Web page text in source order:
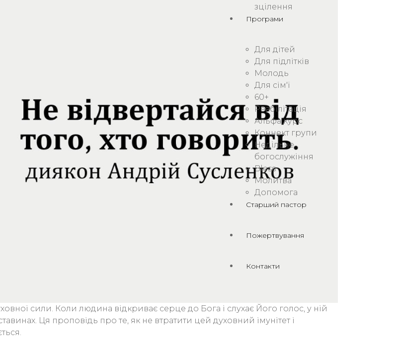
зцілення
Програми
Для дітей
Для підлітків
Молодь
Для сім'ї
60+
Реабілітація
Альфа курс
Коннект групи
Недільне
богослужіння
Bless
Молитва
Допомога
Старший пастор
Пожертвування
Контакти
сили. Коли людина відкриває серце до Бога і слухає Його голос, у ній
Ця проповідь про те, як не втратити цей духовний імунітет і